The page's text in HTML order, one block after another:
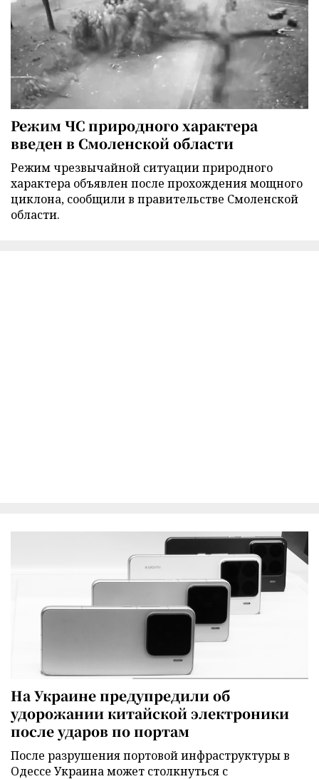
Режим ЧС природного характера
введен в Смоленской области
Режим чрезвычайной ситуации природного
характера объявлен после прохождения мощного
циклона, сообщили в правительстве Смоленской
области.
На Украине предупредили об
удорожании китайской электроники
после ударов по портам
После разрушения портовой инфраструктуры в
Одессе Украина может столкнуться с